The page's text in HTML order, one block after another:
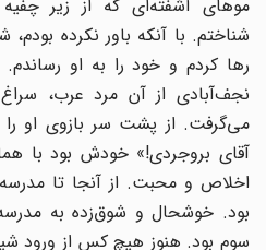
موهای آشفته‌ای که از زیر چفیه
شناختم. با آنکه باور نکرده بودم،
رها کردم و خود را به او رساندم.
نجف‌آبادی از آن مرد عرب، سراغ
می‌گرفت. از پشت سر بازوی او را
آقای بروجردی!» خودش بود با
اخلاص و محبت. از آنجا تا مدرسه
بود. خوشحال و شوق‌زده به مدرسه
سوم بود. هنوز هیچ کس از ورود